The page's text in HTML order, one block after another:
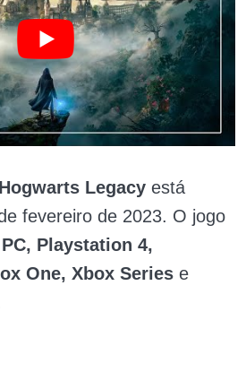
Hogwarts Legacy está
fevereiro de 2023. O jogo
PC, Playstation 4,
One, Xbox Series e